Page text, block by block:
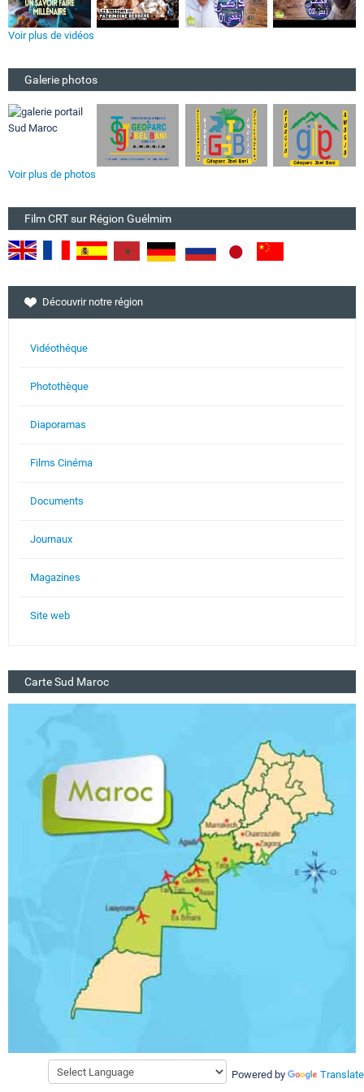
Voir plus de vidéos
Galerie photos
Voir plus de photos
Film CRT sur Région Guélmim
Découvrir notre région
Vidéothéque
Photothèque
Diaporamas
Films Cinéma
Documents
Journaux
Magazines
Site web
Carte Sud Maroc
Powered by Translate